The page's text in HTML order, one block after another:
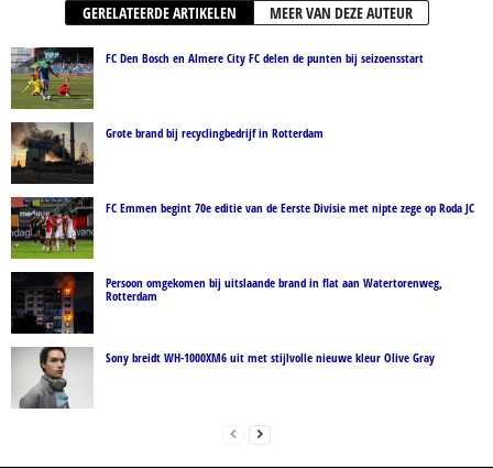
GERELATEERDE ARTIKELEN MEER VAN DEZE AUTEUR
FC Den Bosch en Almere City FC delen de punten bij seizoensstart
Grote brand bij recyclingbedrijf in Rotterdam
FC Emmen begint 70e editie van de Eerste Divisie met nipte zege op Roda JC
Persoon omgekomen bij uitslaande brand in flat aan Watertorenweg,
Rotterdam
Sony breidt WH-1000XM6 uit met stijlvolle nieuwe kleur Olive Gray